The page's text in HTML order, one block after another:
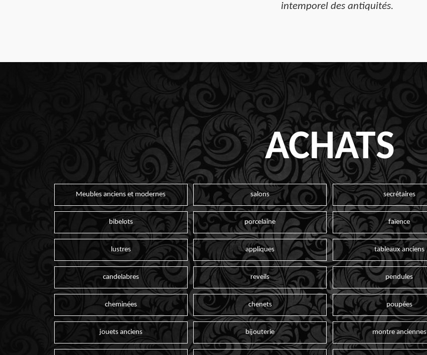
intemporel des antiquités.
ACHATS
Meubles anciens et modernes salons secrétaires
bibelots porcelaine faïence
lustres appliques tableaux anciens
candelabres reveils pendules
cheminées chenets poupées
jouets anciens bijouterie montre anciennes